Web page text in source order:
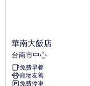
華
南
大
飯
店
華南大飯店
台南市中心
免費早餐
寵物友善
免費停車